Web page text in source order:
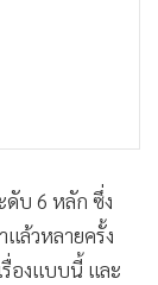
ดับ 6 หลัก ซึ่ง
ล้วหลายครั้ง
รื่องแบบนี้ และ